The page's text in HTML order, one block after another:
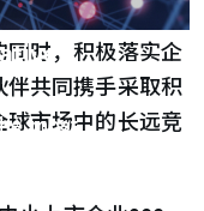
most
企业获利与永续
时，积极落实企
共同携手采取积
市场中的长远竞